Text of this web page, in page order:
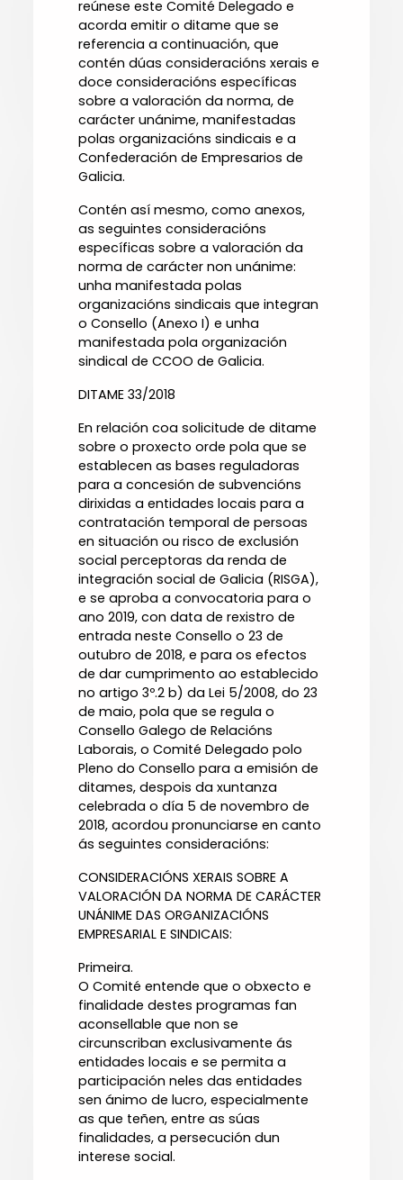
reúnese este Comité Delegado e
acorda emitir o ditame que se
referencia a continuación, que
contén dúas consideracións xerais e
doce consideracións específicas
sobre a valoración da norma, de
carácter unánime, manifestadas
polas organizacións sindicais e a
Confederación de Empresarios de
Galicia.
Contén así mesmo, como anexos,
as seguintes consideracións
específicas sobre a valoración da
norma de carácter non unánime:
unha manifestada polas
organizacións sindicais que integran
o Consello (Anexo I) e unha
manifestada pola organización
sindical de CCOO de Galicia.
DITAME 33/2018
En relación coa solicitude de ditame
sobre o proxecto orde pola que se
establecen as bases reguladoras
para a concesión de subvencións
dirixidas a entidades locais para a
contratación temporal de persoas
en situación ou risco de exclusión
social perceptoras da renda de
integración social de Galicia (RISGA),
e se aproba a convocatoria para o
ano 2019, con data de rexistro de
entrada neste Consello o 23 de
outubro de 2018, e para os efectos
de dar cumprimento ao establecido
no artigo 3º.2 b) da Lei 5/2008, do 23
de maio, pola que se regula o
Consello Galego de Relacións
Laborais, o Comité Delegado polo
Pleno do Consello para a emisión de
ditames, despois da xuntanza
celebrada o día 5 de novembro de
2018, acordou pronunciarse en canto
ás seguintes consideracións:
CONSIDERACIÓNS XERAIS SOBRE A
VALORACIÓN DA NORMA DE CARÁCTER
UNÁNIME DAS ORGANIZACIÓNS
EMPRESARIAL E SINDICAIS:
Primeira.
O Comité entende que o obxecto e
finalidade destes programas fan
aconsellable que non se
circunscriban exclusivamente ás
entidades locais e se permita a
participación neles das entidades
sen ánimo de lucro, especialmente
as que teñen, entre as súas
finalidades, a persecución dun
interese social.